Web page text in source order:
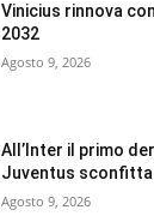
Vinicius rinnova
2032
Agosto 9, 2026
All’Inter il primo
Juventus sconfitta
Agosto 9, 2026